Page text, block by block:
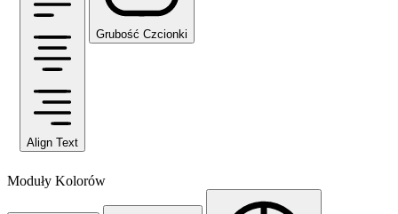
Align Text
Grubość Czcionki
Moduły Kolorów